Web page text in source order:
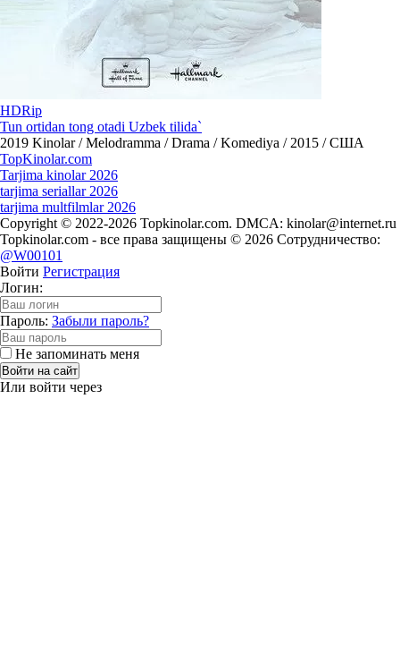
HDRip
Tun ortidan tong otadi Uzbek tilida`
2019 Kinolar / Melodramma / Drama / Komediya / 2015 / США
TopKinolar.com
Tarjima kinolar 2026
tarjima seriallar 2026
tarjima multfilmlar 2026
Copyright © 2022-2026 Topkinolar.com. DMCA: kinolar@internet.ru
Topkinolar.com - все права защищены © 2026 Сотрудничество:
@W00101
Войти Регистрация
Логин:
Пароль: Забыли пароль?
Не запоминать меня
Войти на сайт
Или войти через